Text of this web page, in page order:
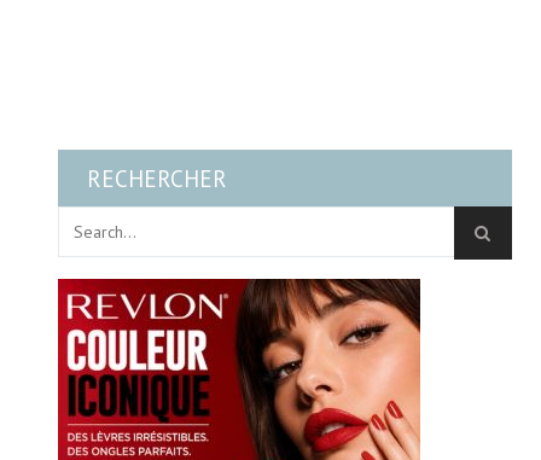
RECHERCHER